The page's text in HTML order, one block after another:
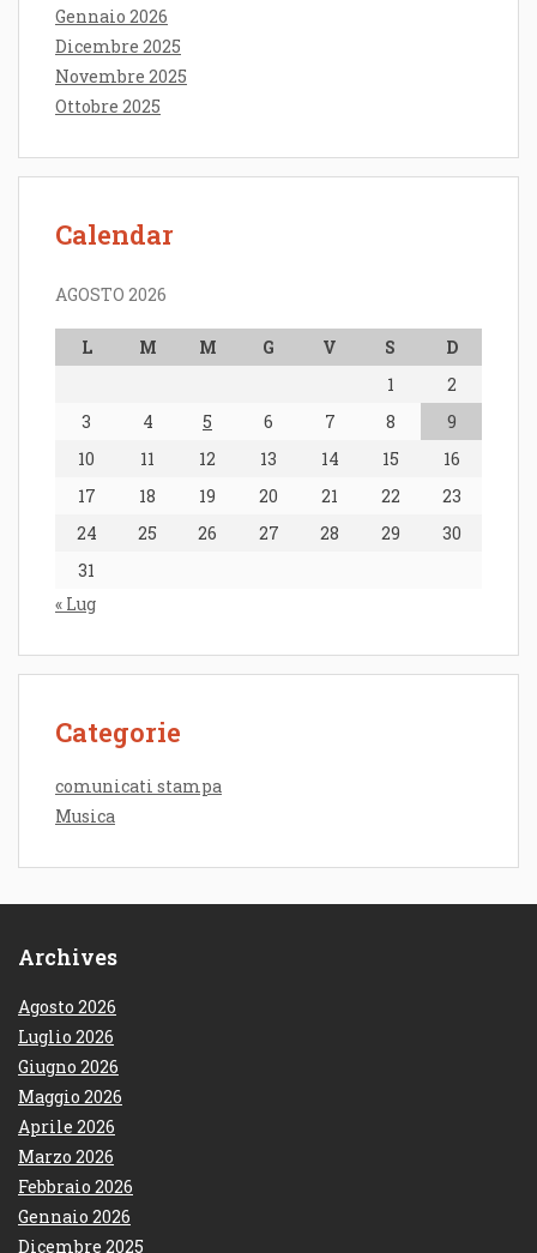
Gennaio 2026
Dicembre 2025
Novembre 2025
Ottobre 2025
Calendar
AGOSTO 2026
L M M G V S
D
1
2
3
4 5 6 7 8
9
10
11 12 13 14 15
16
17
18 19 20 21 22
23
24
25 26 27 28 29
30
31
« Lug
Categorie
comunicati stampa
Musica
Archives
Agosto 2026
Luglio 2026
Giugno 2026
Maggio 2026
Aprile 2026
Marzo 2026
Febbraio 2026
Gennaio 2026
Dicembre 2025